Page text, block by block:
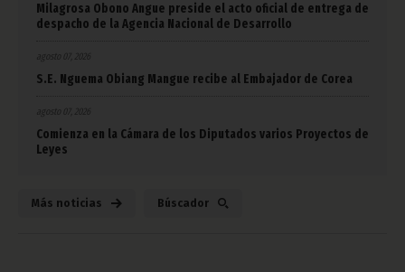
Milagrosa Obono Angue preside el acto oficial de entrega de
despacho de la Agencia Nacional de Desarrollo
agosto 07, 2026
S.E. Nguema Obiang Mangue recibe al Embajador de Corea
agosto 07, 2026
Comienza en la Cámara de los Diputados varios Proyectos de
Leyes
Más noticias Búscador